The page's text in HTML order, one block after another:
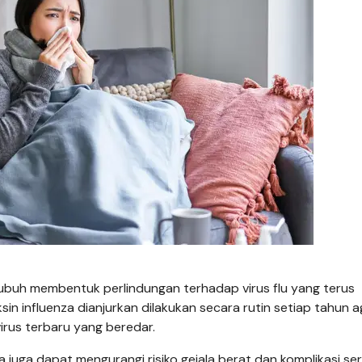
membentuk perlindungan terhadap virus flu yang terus
influenza dianjurkan dilakukan secara rutin setiap tahun
terbaru yang beredar.